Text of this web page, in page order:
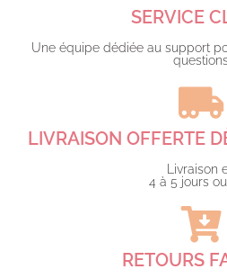
SERVICE
Une équipe dédiée au support
questions​
LIVRAISON OFFERTE
Livraison
4 à 5 jours
RETOURS